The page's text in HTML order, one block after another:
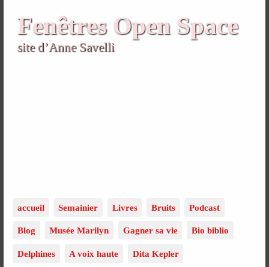
Fenêtres Open Space
site d’Anne Savelli
accueil Semainier Livres Bruits Podcast
Blog Musée Marilyn Gagner sa vie Bio biblio
Delphines A voix haute Dita Kepler